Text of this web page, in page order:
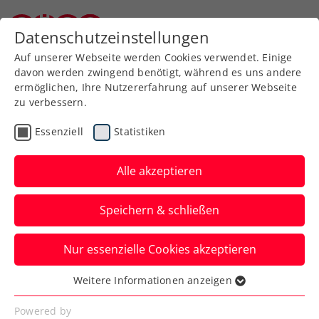
Zurück zur Newsübersicht
Turniere
Frühes Aus in
Wimbledon: Rasen für
Schwärzler keine Liebe
auf den ersten Blick
Die ÖTV-Zukunftshoffnung scheidet im
Jugendbewerb im Einzel und Doppel in
Runde eins aus.
Datenschutzeinstellungen
Auf unserer Webseite werden Cookies verwendet. Einige
davon werden zwingend benötigt, während es uns andere
ermöglichen, Ihre Nutzererfahrung auf unserer Webseite
zu verbessern.
Essenziell Statistiken
Alle akzeptieren
Speichern & schließen
Nur essenzielle Cookies akzeptieren
Essenziell
Essenzielle Cookies werden für grundlegende
Weitere Informationen anzeigen
Powered by